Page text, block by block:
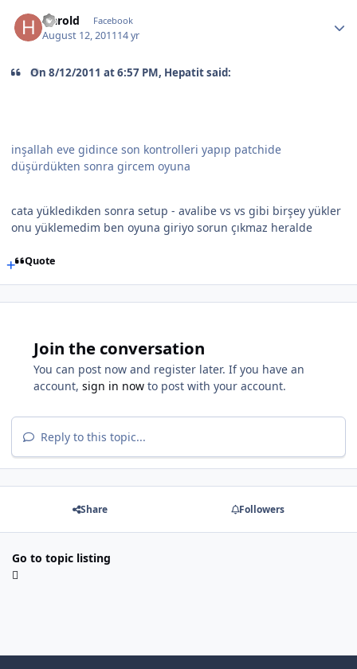
Harold Facebook
August 12, 201114 yr
On 8/12/2011 at 6:57 PM, Hepatit said:
inşallah eve gidince son kontrolleri yapıp patchide
düşürdükten sonra gircem oyuna
cata yükledikden sonra setup - avalibe vs vs gibi birşey yükler
onu yüklemedim ben oyuna giriyo sorun çıkmaz heralde
Quote
Join the conversation
You can post now and register later. If you have an
account, sign in now to post with your account.
Reply to this topic...
Share Followers
Go to topic listing